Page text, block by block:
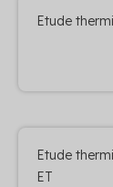
Etude
Etude
ET